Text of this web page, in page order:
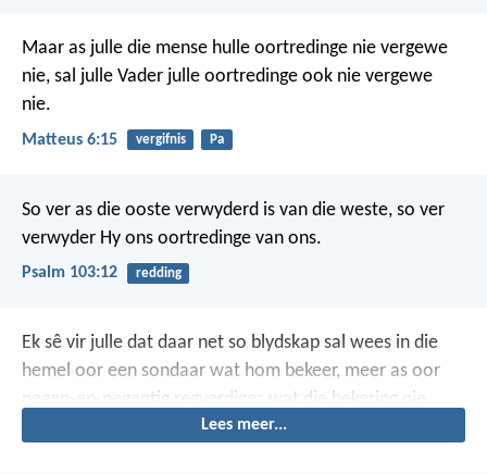
Maar as julle die mense hulle oortredinge nie vergewe
nie, sal julle Vader julle oortredinge ook nie vergewe
nie.
Matteus 6:15 vergifnis Pa
So ver as die ooste verwyderd is van die weste, so ver
verwyder Hy ons oortredinge van ons.
Psalm 103:12 redding
Ek sê vir julle dat daar net so blydskap sal wees in die
hemel oor een sondaar wat hom bekeer, meer as oor
negen-en-negentig regverdiges wat die bekering nie
Lees meer...